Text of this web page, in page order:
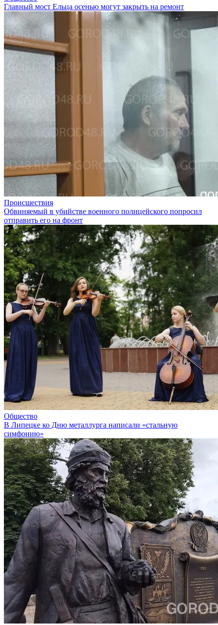
Главный мост Ельца осенью могут закрыть на ремонт
Происшествия
Обвиняемый в убийстве военного полицейского попросил
отправить его на фронт
Общество
В Липецке ко Дню металлурга написали «стальную
симфонию»